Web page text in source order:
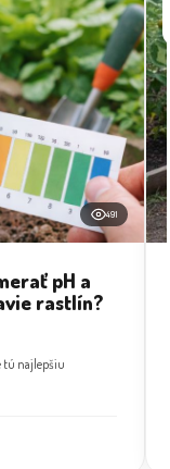
491
pH a
rastlín?
tú najlepšiu